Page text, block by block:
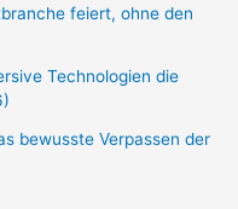
feiert, ohne den
Technologien die
bewusste Verpassen der